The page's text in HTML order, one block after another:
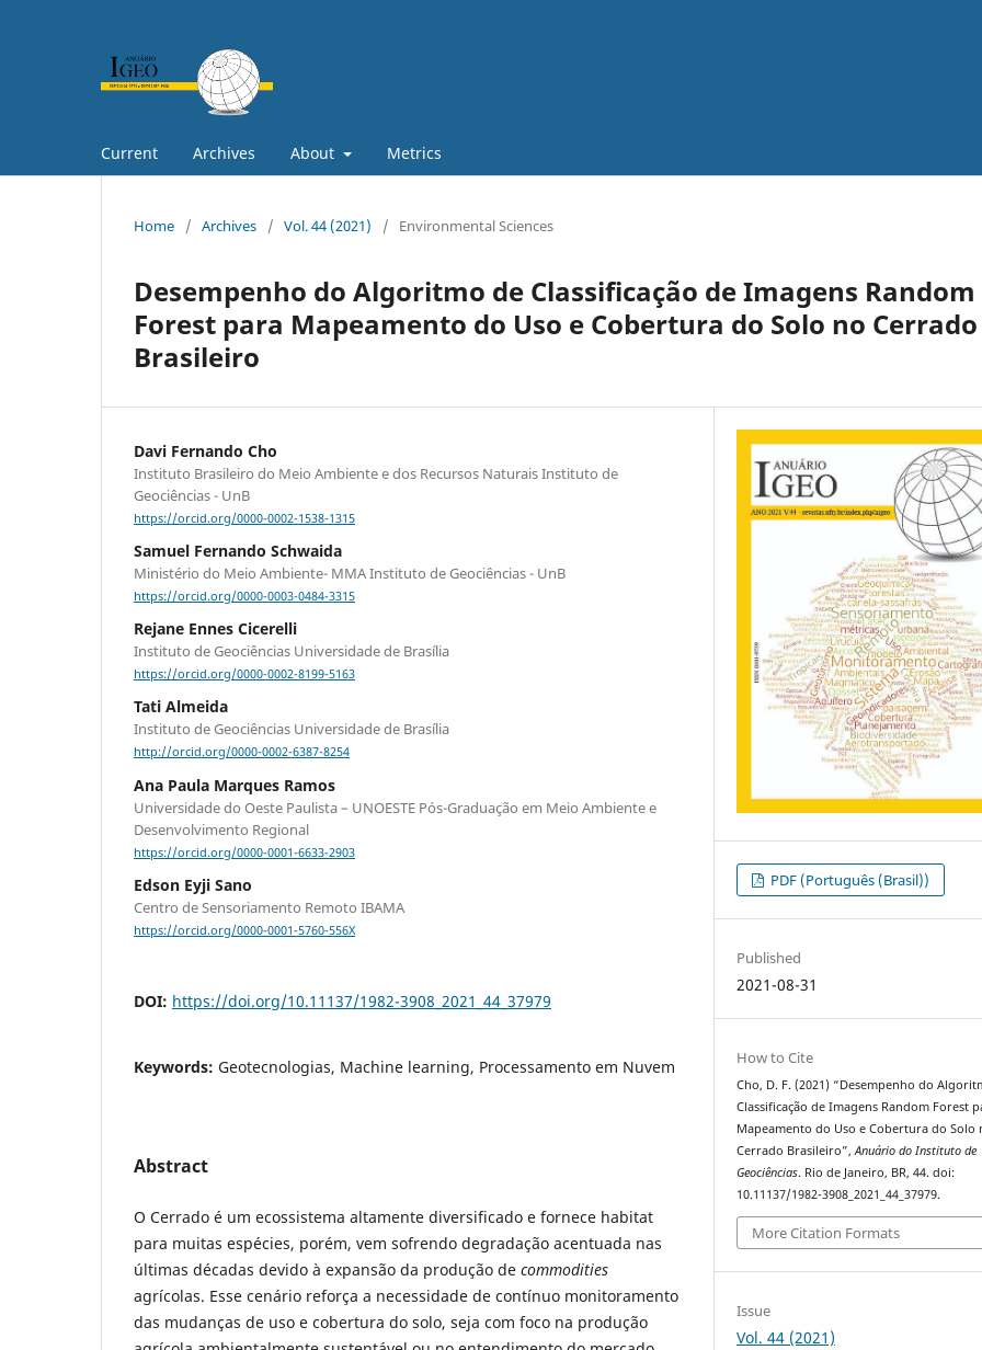
Current Archives About Metrics
Home / Archives / Vol. 44 (2021) / Environmental Sciences
Desempenho do Algoritmo de Classificação de Imagens Random
Forest para Mapeamento do Uso e Cobertura do Solo no Cerrado
Brasileiro
Davi Fernando Cho
Instituto Brasileiro do Meio Ambiente e dos Recursos Naturais Instituto de
Geociências - UnB
https://orcid.org/0000-0002-1538-1315
Samuel Fernando Schwaida
Ministério do Meio Ambiente- MMA Instituto de Geociências - UnB
https://orcid.org/0000-0003-0484-3315
Rejane Ennes Cicerelli
Instituto de Geociências Universidade de Brasília
https://orcid.org/0000-0002-8199-5163
Tati Almeida
Instituto de Geociências Universidade de Brasília
http://orcid.org/0000-0002-6387-8254
Ana Paula Marques Ramos
Universidade do Oeste Paulista – UNOESTE Pós-Graduação em Meio Ambiente e
Desenvolvimento Regional
https://orcid.org/0000-0001-6633-2903
Edson Eyji Sano
Centro de Sensoriamento Remoto IBAMA
https://orcid.org/0000-0001-5760-556X
DOI: https://doi.org/10.11137/1982-3908_2021_44_37979
Keywords: Geotecnologias, Machine learning, Processamento em Nuvem
Abstract
O Cerrado é um ecossistema altamente diversificado e fornece habitat
para muitas espécies, porém, vem sofrendo degradação acentuada nas
últimas décadas devido à expansão da produção de commodities
agrícolas. Esse cenário reforça a necessidade de contínuo monitoramento
das mudanças de uso e cobertura do solo, seja com foco na produção
PDF (Português (Brasil))
Published
2021-08-31
How to Cite
Cho, D. F. (2021) “Desempenho do
Classificação de Imagens Random Forest
Mapeamento do Uso e Cobertura do Solo
Cerrado Brasileiro”,Anuário do Instituto de
Geociências. Rio de Janeiro, BR, 44. doi:
10.11137/1982-3908_2021_44_37979.
More Citation Formats
Issue
Vol. 44 (2021)